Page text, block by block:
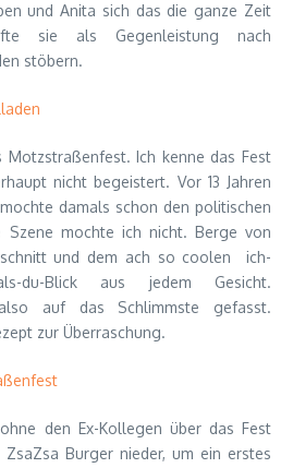
und Anita sich das die ganze Zeit
sie als Gegenleistung nach
stöbern.
Ich kenne das Fest
nicht begeistert. Vor 13 Jahren
damals schon den politischen
Szene mochte ich nicht. Berge von
und dem ach so coolen ich-
als-du-Blick aus jedem Gesicht.
auf das Schlimmste gefasst.
zur Überraschung.
den Ex-Kollegen über das Fest
Burger nieder, um ein erstes